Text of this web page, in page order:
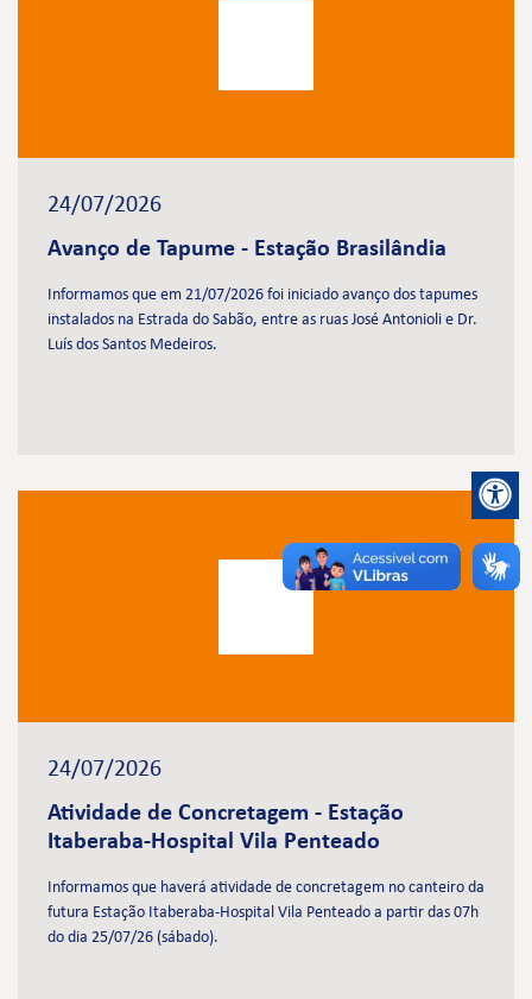
24/07/2026
Avanço de Tapume - Estação Brasilândia
Informamos que em 21/07/2026 foi iniciado avanço dos tapumes
instalados na Estrada do Sabão, entre as ruas José Antonioli e Dr.
Luís dos Santos Medeiros.
24/07/2026
Atividade de Concretagem - Estação
Itaberaba-Hospital Vila Penteado
Informamos que haverá atividade de concretagem no canteiro da
futura Estação Itaberaba-Hospital Vila Penteado a partir das 07h
do dia 25/07/26 (sábado).